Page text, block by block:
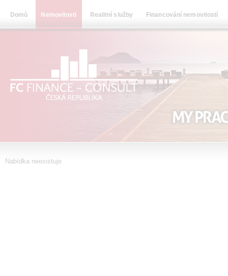
Domů Nemovitosti Realitní služby Financování nemovitostí
Nabídka neexistuje